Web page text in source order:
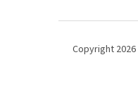
Copyright 2026